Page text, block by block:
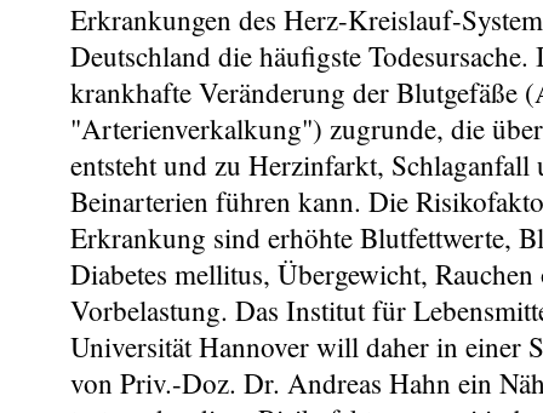
Erkrankungen des Herz-Kreislauf-
Deutschland die häufigste
krankhafte Veränderung der Blutgefäße
"Arterienverkalkung") zugrunde, die
entsteht und zu Herzinfarkt, Schlaganfall
Beinarterien führen kann. Die
Erkrankung sind erhöhte Blutfettwerte,
Diabetes mellitus, Übergewicht,
Vorbelastung. Das Institut für
Universität Hannover will daher in einer
von Priv.-Doz. Dr. Andreas Hahn ein